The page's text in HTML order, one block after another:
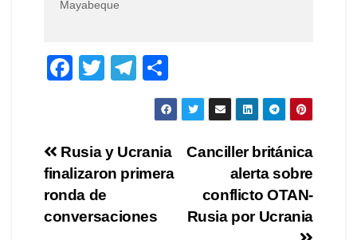
Mayabeque
F
e
b
o
o
T
er
T
el
gr
a
o
m
p
ar
Navegación
de
entradas
Canciller británica
alerta sobre
conflicto OTAN-
Rusia por Ucrania
Rusia y Ucrania
finalizaron primera
ronda de
conversaciones